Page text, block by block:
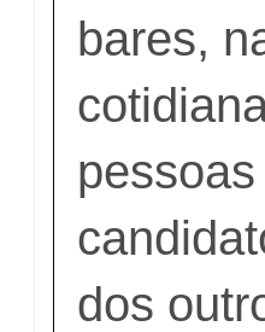
bares,
dos